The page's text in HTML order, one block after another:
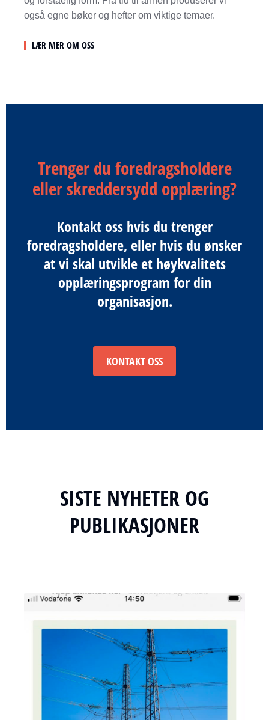
også egne bøker og hefter om viktige temaer.
LÆR MER OM OSS
Trenger du foredragsholdere
eller skreddersydd opplæring?
Kontakt oss hvis du trenger
foredragsholdere, eller hvis du ønsker
at vi skal utvikle et høykvalitets
opplæringsprogram for din
organisasjon.
KONTAKT OSS
SISTE NYHETER OG
PUBLIKASJONER